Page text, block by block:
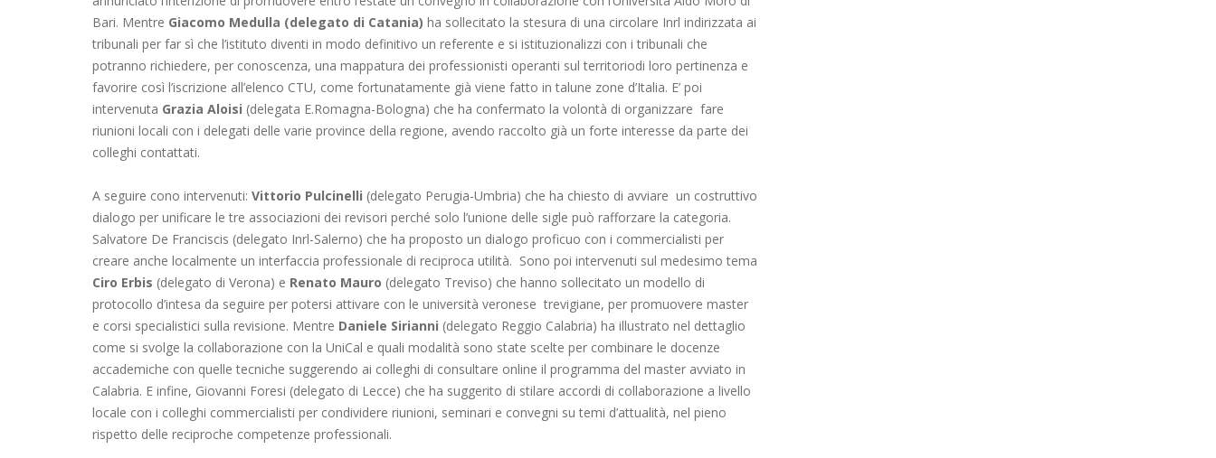
Bari. Mentre Giacomo Medulla (delegato di Catania) ha sollecitato la stesura di una circolare Inrl indirizzata ai
tribunali per far sì che l’istituto diventi in modo definitivo un referente e si istituzionalizzi con i tribunali che
potranno richiedere, per conoscenza, una mappatura dei professionisti operanti sul territoriodi loro pertinenza e
favorire così l’iscrizione all’elenco CTU, come fortunatamente già viene fatto in talune zone d’Italia. E’ poi
intervenuta Grazia Aloisi (delegata E.Romagna-Bologna) che ha confermato la volontà di organizzare fare
riunioni locali con i delegati delle varie province della regione, avendo raccolto già un forte interesse da parte dei
colleghi contattati.
A seguire cono intervenuti: Vittorio Pulcinelli (delegato Perugia-Umbria) che ha chiesto di avviare un costruttivo
dialogo per unificare le tre associazioni dei revisori perché solo l’unione delle sigle può rafforzare la categoria.
Salvatore De Franciscis (delegato Inrl-Salerno) che ha proposto un dialogo proficuo con i commercialisti per
creare anche localmente un interfaccia professionale di reciproca utilità. Sono poi intervenuti sul medesimo tema
Ciro Erbis (delegato di Verona) e Renato Mauro (delegato Treviso) che hanno sollecitato un modello di
protocollo d’intesa da seguire per potersi attivare con le università veronese trevigiane, per promuovere master
e corsi specialistici sulla revisione. Mentre Daniele Sirianni (delegato Reggio Calabria) ha illustrato nel dettaglio
come si svolge la collaborazione con la UniCal e quali modalità sono state scelte per combinare le docenze
accademiche con quelle tecniche suggerendo ai colleghi di consultare online il programma del master avviato in
Calabria. E infine, Giovanni Foresi (delegato di Lecce) che ha suggerito di stilare accordi di collaborazione a livello
locale con i colleghi commercialisti per condividere riunioni, seminari e convegni su temi d’attualità, nel pieno
rispetto delle reciproche competenze professionali.